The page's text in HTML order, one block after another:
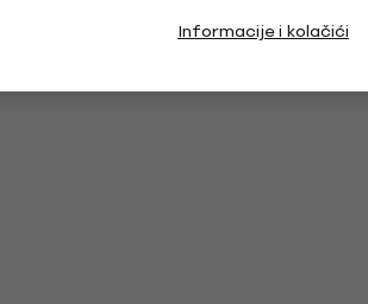
Informacije i kolačići